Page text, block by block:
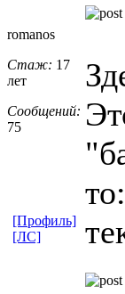
romanos
Стаж: 17
лет
Сообщений:
75
[Профиль]
[ЛС]